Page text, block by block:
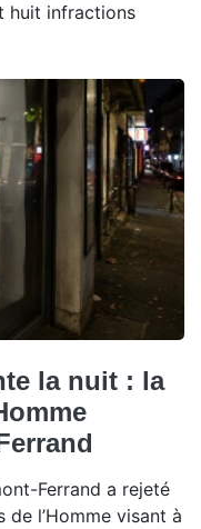
huit infractions
la nuit : la
Ferrand a rejeté
l’Homme visant à